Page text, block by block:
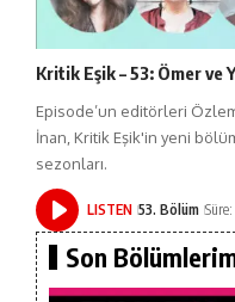
Kritik Eşik – 53: Ömer ve
Episode’un editörleri
İnan, Kritik Eşik'in yeni
sezonları.
LISTEN 53. Bölüm
Son